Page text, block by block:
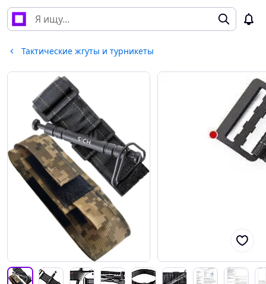
Тактические жгуты и турникеты